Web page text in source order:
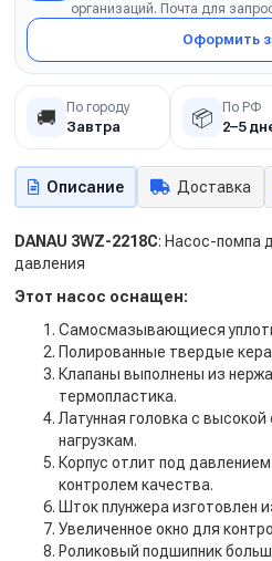
организаций. Почта для
Оформить
🚚 По городу
Завтра 📦 По РФ
2–5
Описание Доставка
DANAU 3WZ-2218C: Насос-помпа
давления
Этот насос оснащен:
Самосмазывающиеся
Полированные твердые
Клапаны выполнены из
термопластика.
Латунная головка с
нагрузкам.
Корпус отлит под
контролем качества.
Шток плунжера изготовлен
Увеличенное окно для
Роликовый подшипник